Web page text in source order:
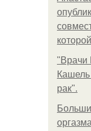
"Врачи
Кашель
рак".